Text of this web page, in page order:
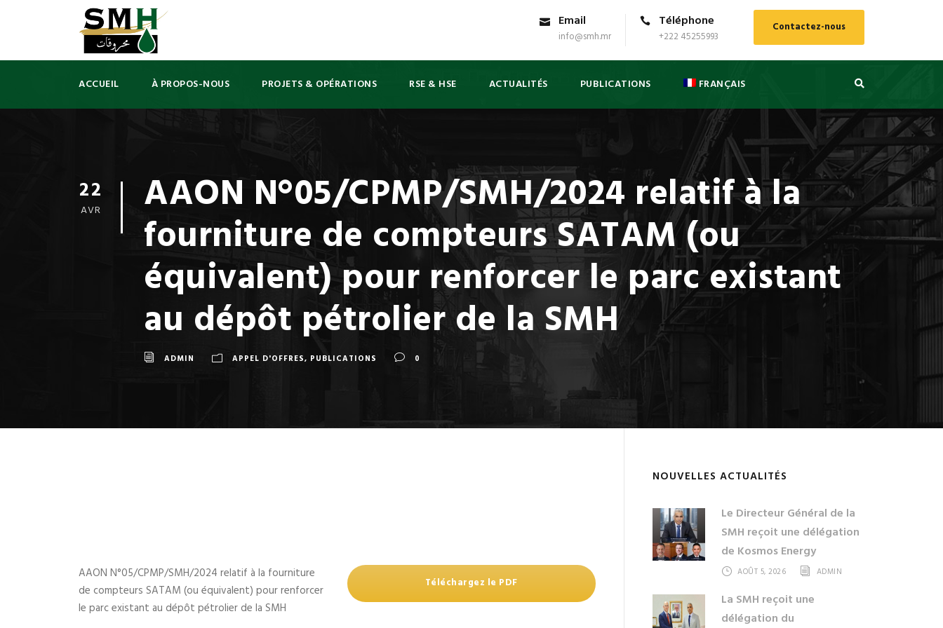
Email
info@smh.mr
Téléphone
+222 45255993
Contactez-nous
ACCUEIL À PROPOS-NOUS PROJETS & OPÉRATIONS RSE & HSE ACTUALITÉS PUBLICATIONS FRANÇAIS
22
AVR AAON N°05/CPMP/SMH/2024 relatif à la
fourniture de compteurs SATAM (ou
équivalent) pour renforcer le parc existant
au dépôt pétrolier de la SMH
ADMIN APPEL D'OFFRES, PUBLICATIONS 0
AAON N°05/CPMP/SMH/2024 relatif à la fourniture
de compteurs SATAM (ou équivalent) pour renforcer
le parc existant au dépôt pétrolier de la SMH
Téléchargez le PDF
NOUVELLES ACTUALITÉS
Le Directeur Général de la
SMH reçoit une délégation
de Kosmos Energy
AOÛT 5, 2026 ADMIN
La SMH reçoit une
délégation du